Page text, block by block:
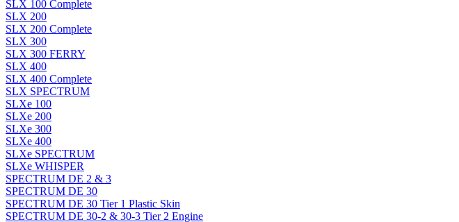
SLX 100 Complete
SLX 200
SLX 200 Complete
SLX 300
SLX 300 FERRY
SLX 400
SLX 400 Complete
SLX SPECTRUM
SLXe 100
SLXe 200
SLXe 300
SLXe 400
SLXe SPECTRUM
SLXe WHISPER
SPECTRUM DE 2 & 3
SPECTRUM DE 30
SPECTRUM DE 30 Tier 1 Plastic Skin
SPECTRUM DE 30-2 & 30-3 Tier 2 Engine